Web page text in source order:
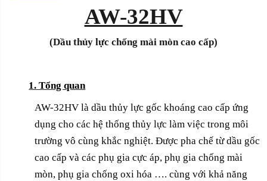
AW-32HV
(Dầu thủy lực chống mài mòn cao cấp)
1. Tổng quan
AW-32HV là dầu thủy lực gốc khoáng cao cấp ứng
dụng cho các hệ thống thủy lực làm việc trong môi
trường vô cùng khắc nghiệt. Được pha chế từ dầu gốc
cao cấp và các phụ gia cực áp, phụ gia chống mài
mòn, phụ gia chống oxi hóa …. cùng với khả năng